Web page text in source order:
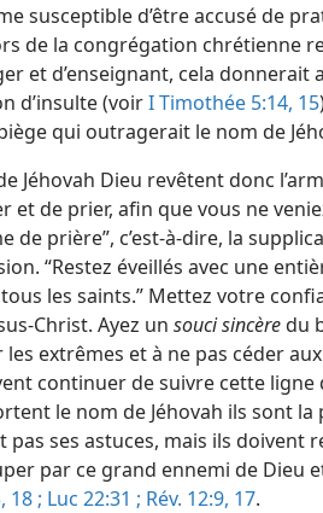
susceptible d’être accusé de
de la congrégation chrétienne
et d’enseignant, cela donnerait
d’insulte (voirI Timothée 5:14, 15
qui outragerait le nom de
Jéhovah Dieu revêtent donc
et de prier, afin que vous ne
de prière”, c’est-à-dire, la
“Restez éveillés avec une
les saints.” Mettez votre
Christ. Ayez un souci sincèredu
extrêmes et à ne pas céder
continuer de suivre cette ligne
le nom de Jéhovah ils sont
pas ses astuces, mais ils doivent
par ce grand ennemi de Dieu
18 ; Luc 22:31 ; Rév. 12:9, 17.